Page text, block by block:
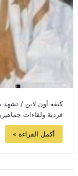
كيفه أون لاين / تشهد
فردية ولقاءات
أكمل القراءة »